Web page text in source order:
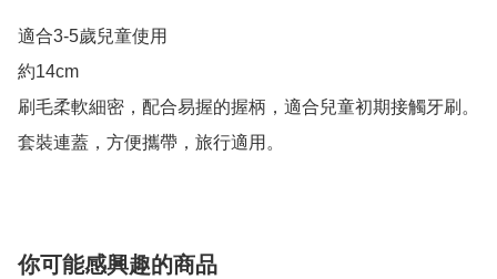
適合3-5歲兒童使用
約14cm
刷毛柔軟細密，配合易握的握柄，適合兒童初期接觸牙刷。
套裝連蓋，方便攜帶，旅行適用。
你可能感興趣的商品